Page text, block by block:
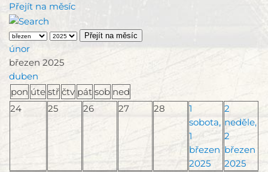
Přejít na měsíc
Přejít na měsíc
únor
březen 2025
duben
pon úte stř čtv pát sob ned
24
25 26 27 28
1
sobota,
1
březen
2025
2
neděle,
2
březen
2025